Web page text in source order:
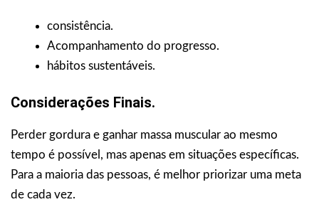
consistência.
Acompanhamento do progresso.
hábitos sustentáveis.
Considerações Finais.
Perder gordura e ganhar massa muscular ao mesmo
tempo é possível, mas apenas em situações específicas.
Para a maioria das pessoas, é melhor priorizar uma meta
de cada vez.